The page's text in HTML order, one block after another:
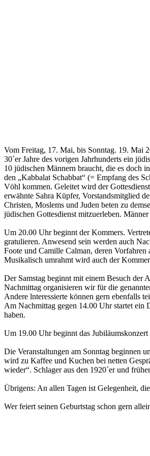
Vom Freitag, 17. Mai, bis Sonntag. 19. Mai
30´er Jahre des vorigen Jahrhunderts ein
10 jüdischen Männern braucht, die es doch
den „Kabbalat Schabbat“ (= Empfang des
Vöhl kommen. Geleitet wird der
erwähnte Sahra Küpfer, Vorstandsmitglied
Christen, Moslems und Juden beten zu
jüdischen Gottesdienst mitzuerleben.
Um 20.00 Uhr beginnt der Kommers.
gratulieren. Anwesend sein werden auch
Foote und Camille Calman, deren
Musikalisch umrahmt wird auch der
Der Samstag beginnt mit einem Besuch der
Nachmittag organisieren wir für die
Andere lnteressierte können gern ebenfalls
Am Nachmittag gegen 14.00 Uhr startet ein
haben.
Um 19.00 Uhr beginnt das
Die Veranstaltungen am Sonntag beginnen
wird zu Kaffee und Kuchen bei netten
wieder“. Schlager aus den 1920´er und
Übrigens: An allen Tagen ist Gelegenheit,
Wer feiert seinen Geburtstag schon gern